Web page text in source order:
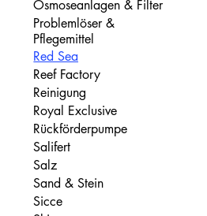
Osmoseanlagen & Filter
Problemlöser &
Pflegemittel
Red Sea
Reef Factory
Reinigung
Royal Exclusive
Rückförderpumpe
Salifert
Salz
Sand & Stein
Sicce